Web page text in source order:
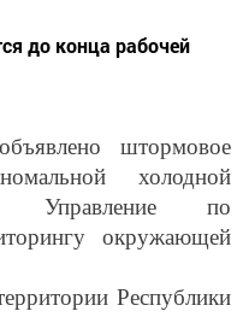
холодной
Управление по
окружающей
Республики
холодная погода